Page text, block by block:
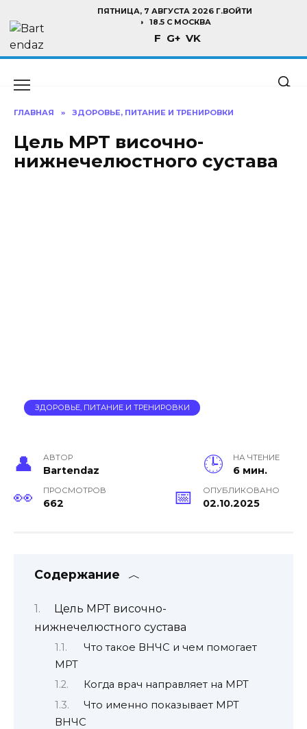
содержанию
ПЯТНИЦА, 7 АВГУСТА 2026 Г.ВОЙТИ
18.5 C МОСКВА
F G+ VK
ГЛАВНАЯ » ЗДОРОВЬЕ, ПИТАНИЕ И ТРЕНИРОВКИ
Цель МРТ височно-
нижнечелюстного сустава
ЗДОРОВЬЕ, ПИТАНИЕ И ТРЕНИРОВКИ
АВТОР
Bartendaz
НА ЧТЕНИЕ
6 мин.
ПРОСМОТРОВ
662
ОПУБЛИКОВАНО
02.10.2025
Содержание
Цель МРТ височно-
нижнечелюстного сустава
Что такое ВНЧС и чем помогает
МРТ
Когда врач направляет на МРТ
Что именно показывает МРТ
ВНЧС